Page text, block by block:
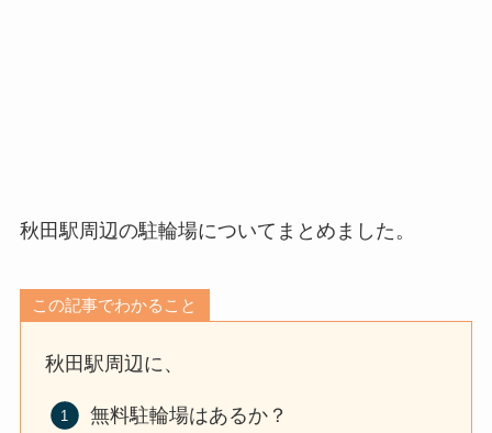
秋田駅周辺の駐輪場についてまとめました。
この記事でわかること
秋田駅周辺に、
無料駐輪場はあるか？